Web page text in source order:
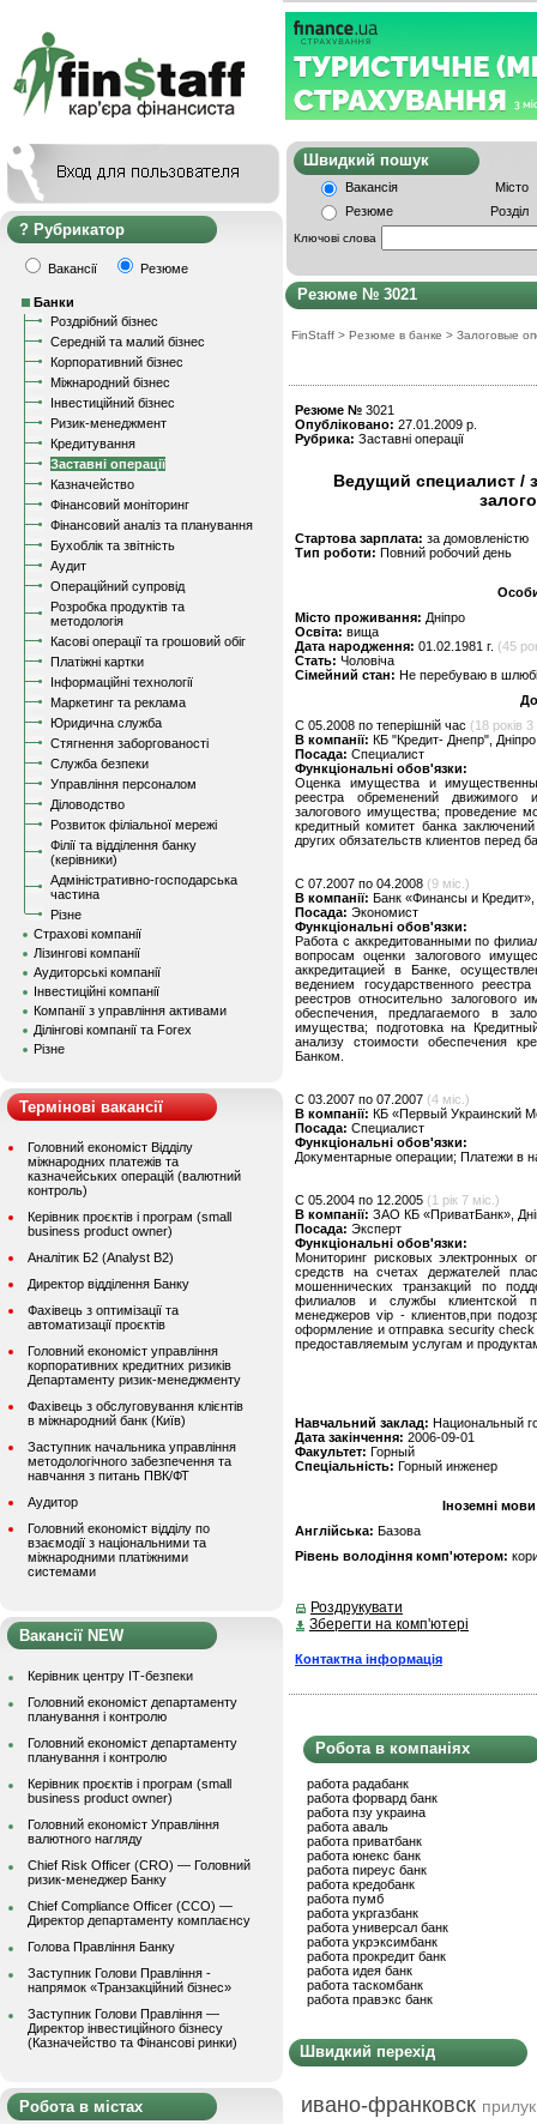
Рубрикатор
Вакансії Резюме
Банки
Роздрібний бізнес
Середній та малий бізнес
Корпоративний бізнес
Міжнародний бізнес
Інвестиційний бізнес
Ризик-менеджмент
Кредитування
Заставні операції
Казначейство
Фінансовий моніторинг
Фінансовий аналіз та планування
Бухоблік та звітність
Аудит
Операційний супровід
Розробка продуктів та
методологія
Касові операції та грошовий обіг
Платіжні картки
Інформаційні технології
Маркетинг та реклама
Юридична служба
Стягнення заборгованості
Служба безпеки
Управління персоналом
Діловодство
Розвиток філіальної мережі
Філії та відділення банку
(керівники)
Адміністративно-господарська
частина
Різне
Страхові компанії
Лізингові компанії
Аудиторські компанії
Інвестиційні компанії
Компанії з управління активами
Ділінгові компанії та Forex
Різне
Термінові вакансії
Головний економіст Відділу
міжнародних платежів та
казначейських операцій (валютний
контроль)
Керівник проєктів і програм (small
business product owner)
Аналітик Б2 (Analyst B2)
Директор відділення Банку
Фахівець з оптимізації та
автоматизації проєктів
Головний економіст управління
корпоративних кредитних ризиків
Департаменту ризик-менеджменту
Фахівець з обслуговування клієнтів
в міжнародний банк (Київ)
Заступник начальника управління
методологічного забезпечення та
навчання з питань ПВК/ФТ
Аудитор
Головний економіст відділу по
взаємодії з національними та
міжнародними платіжними
системами
Вакансії NEW
Керівник центру ІТ-безпеки
Головний економіст департаменту
планування і контролю
Головний економіст департаменту
планування і контролю
Керівник проєктів і програм (small
business product owner)
Головний економіст Управління
валютного нагляду
Chief Risk Officer (CRO) — Головний
ризик-менеджер Банку
Chief Compliance Officer (CCO) —
Директор департаменту комплаєнсу
Голова Правління Банку
Заступник Голови Правління -
напрямок «Транзакційний бізнес»
Заступник Голови Правління —
Директор інвестиційного бізнесу
(Казначейство та Фінансові ринки)
Робота в містах
Швидкий
Вакансія
Місто
Резюме
Розділ
Ключові слова
Резюме № 3021
FinStaff > Резюме в банке > Залоговые
Резюме № 3021
Опубліковано: 27.01.2009 р.
Рубрика: Заставні операції
Ведущий специалист /
Стартова зарплата: за домовленістю
Тип роботи: Повний робочий день
Місто проживання: Дніпро
Освіта: вища
Дата народження: 01.02.1981 г. (45
Стать: Чоловіча
Сімейний стан: Не перебуваю в
C 05.2008 по теперішній час (18 років 3
В компанії: КБ "Кредит- Днепр", Дніпро
Посада: Специалист
Функціональні обов'язки:
Оценка имущества и
реестра обременений движимого
залогового имущества; проведение
кредитный комитет банка
других обязательств клиентов перед
C 07.2007 по 04.2008 (9 міс.)
В компанії: Банк «Финансы и Кредит»,
Посада: Экономист
Функціональні обов'язки:
Работа с аккредитованными по
вопросам оценки залогового
аккредитацией в Банке,
ведением государственного
реестров относительно залогового
обеспечения, предлагаемого в
имущества; подготовка на
анализу стоимости обеспечения
Банком.
C 03.2007 по 07.2007 (4 міс.)
В компанії: КБ «Первый Украинский
Посада: Специалист
Функціональні обов'язки:
Документарные операции; Платежи в
C 05.2004 по 12.2005 (1 рік 7 міс.)
В компанії: ЗАО КБ «ПриватБанк»,
Посада: Эксперт
Функціональні обов'язки:
Мониторинг рисковых электронных
средств на счетах держателей
мошеннических транзакций по
филиалов и службы клиентской
менеджеров vip - клиентов,при
оформление и отправка security
предоставляемым услугам и
Навчальний заклад: Национальный
Дата закінчення: 2006-09-01
Факультет: Горный
Спеціальність: Горный инженер
Іноземні
Англійська: Базова
Рівень володіння комп'ютером:
Роздрукувати
Зберегти на комп'ютері
Контактна інформація
Робота в компаніях
работа радабанк
работа форвард банк
работа пзу украина
работа аваль
работа приватбанк
работа юнекс банк
работа пиреус банк
работа кредобанк
работа пумб
работа укргазбанк
работа универсал банк
работа укрэксимбанк
работа прокредит банк
работа идея банк
работа таскомбанк
работа правэкс банк
Швидкий перехід
ивано-франковск